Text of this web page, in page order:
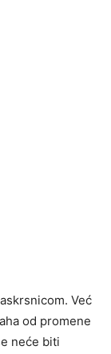
Već
od promene
neće biti